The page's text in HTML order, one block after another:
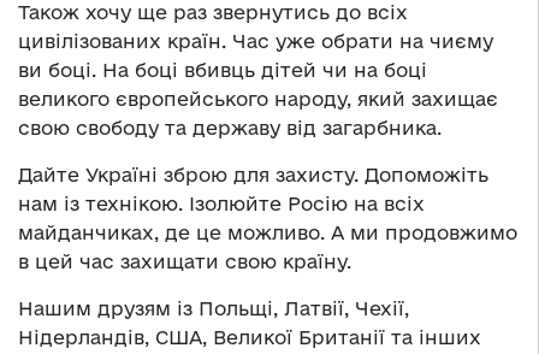
Також хочу ще раз звернутись до всіх
цивілізованих країн. Час уже обрати на чиєму
ви боці. На боці вбивць дітей чи на боці
великого європейського народу, який захищає
свою свободу та державу від загарбника.
Дайте Україні зброю для захисту. Допоможіть
нам із технікою. Ізолюйте Росію на всіх
майданчиках, де це можливо. А ми продовжимо
в цей час захищати свою країну.
Нашим друзям із Польщі, Латвії, Чехії,
Нідерландів, США, Великої Британії та інших